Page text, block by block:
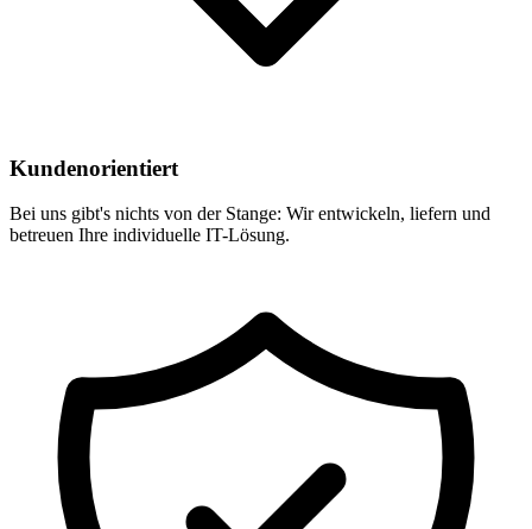
Kundenorientiert
Bei uns gibt's nichts von der Stange: Wir entwickeln, liefern und
betreuen Ihre individuelle IT-Lösung.